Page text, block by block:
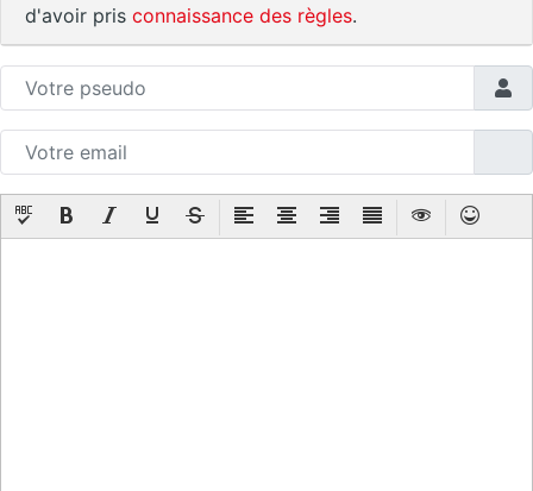
d'avoir pris connaissance des règles.